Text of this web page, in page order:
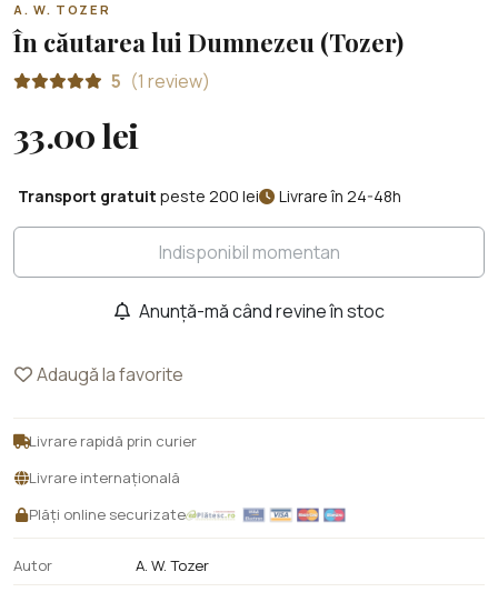
A. W. TOZER
În căutarea lui Dumnezeu (Tozer)
5 (1 review)
33.00 lei
Transport gratuit peste 200 lei Livrare în 24-48h
Indisponibil momentan
Anunță-mă când revine în stoc
Adaugă la favorite
Livrare rapidă prin curier
Livrare internațională
Plăți online securizate
Autor
A. W. Tozer